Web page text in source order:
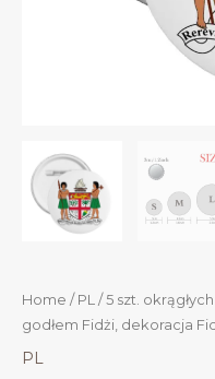
Home / PL / 5 szt.
godłem Fidżi, dekoracja
PL